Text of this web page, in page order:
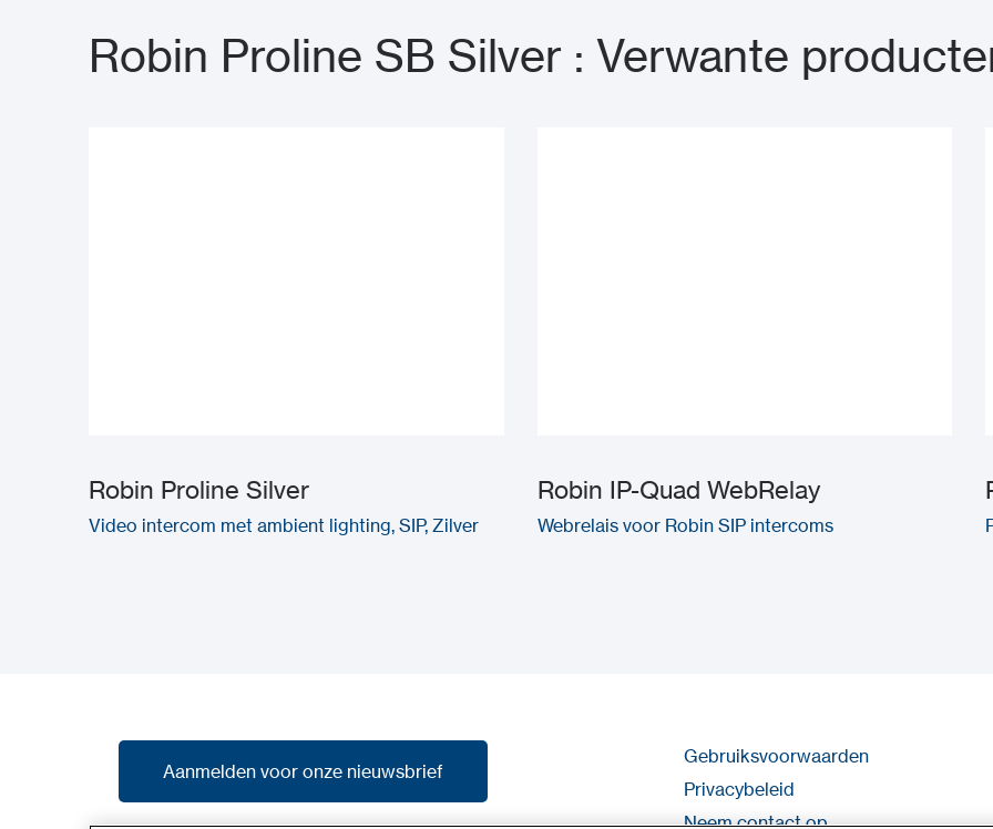
Robin Proline SB Silver : Verwante
Robin Proline Silver
Video intercom met ambient lighting, SIP, Zilver
Robin IP-Quad WebRelay
Webrelais voor Robin SIP intercoms
Aanmelden voor onze nieuwsbrief
Gebruiksvoorwaarden
Privacybeleid
Neem contact op